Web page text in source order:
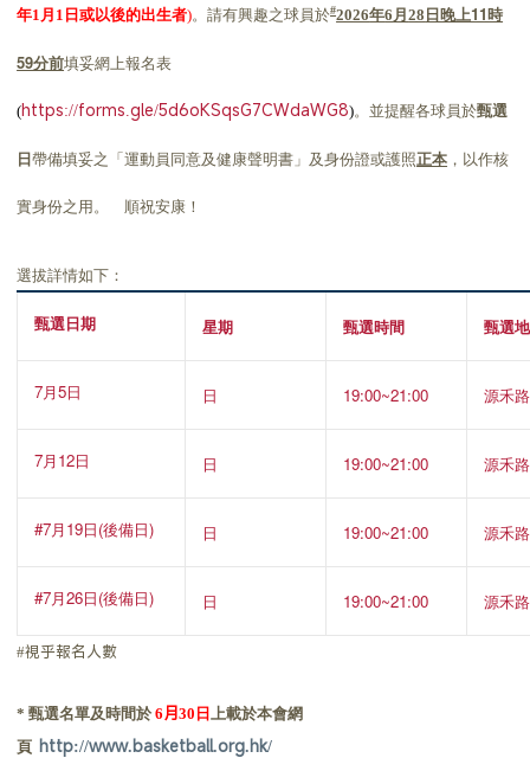
年1 月 1 日或以後的出生者)。請有興趣之球員於#2026年6 月28 日晚上11時
59分前填妥網上報名表
(https://forms.gle/5d6oKSqsG7CWdaWG8)。並提醒各球員於甄選
日帶備填妥之「運動員同意及健康聲明書」及身份證或護照正本 ，以作核
實身份之用。 順祝安康！
選拔詳情如下：
甄選日期 星期 甄選時間 甄選
7月5日 日 19:00~21:00 源禾
7月12日 日 19:00~21:00 源禾
#7月19日(後備日) 日 19:00~21:00 源禾
#7月26日(後備日) 日 19:00~21:00 源禾
#視乎報名人數
*甄選名單及時間於 6月30 日上載於本會網
頁 http://www.basketball.org.hk/